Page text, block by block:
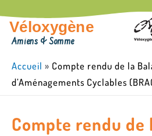
au
contenu
Véloxygène
Amiens & Somme
Accueil » Compte rendu de la
d’Aménagements Cyclables
Compte rendu de